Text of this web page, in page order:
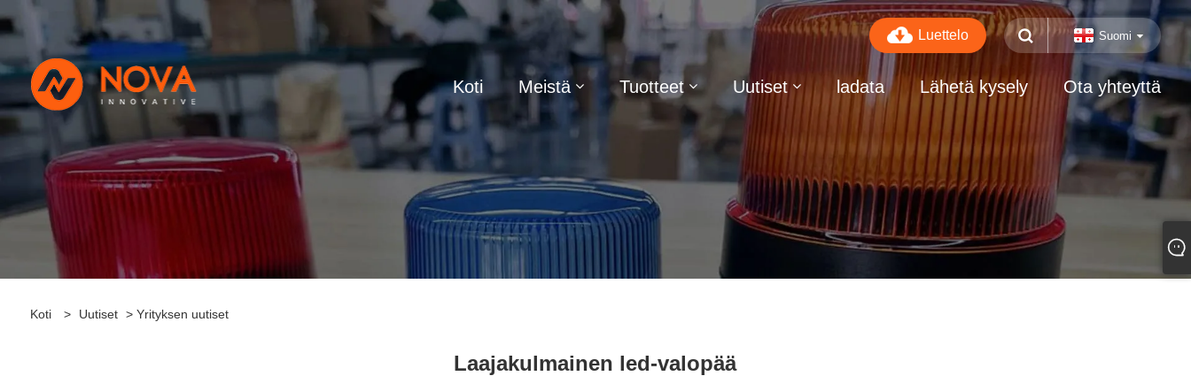
Suomi
Luettelo
Koti Meistä Tuotteet Uutiset ladata Lähetä kysely Ota yhteyttä
Koti > Uutiset > Yrityksen uutiset
Laajakulmainen led-valopää